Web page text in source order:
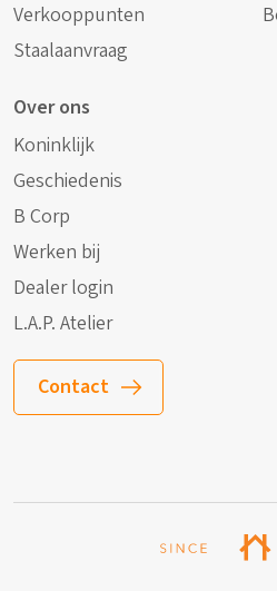
Verkooppunten
Staalaanvraag
Over ons
Koninklijk
Geschiedenis
B Corp
Werken bij
Dealer login
L.A.P. Atelier
Contact